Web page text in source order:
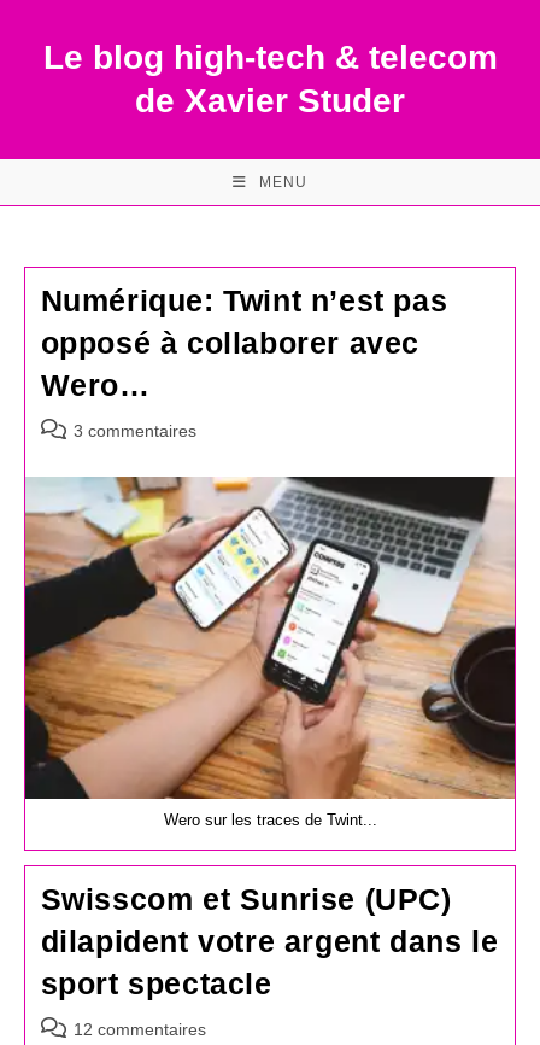
contentLe blog high-tech & telecom
de Xavier Studer
MENU
Numérique: Twint n’est pas
opposé à collaborer avec
Wero…
Commentaires
la
publication :
3 commentaires
Wero sur les traces de Twint...
Swisscom et Sunrise (UPC)
dilapident votre argent dans le
sport spectacle
Commentaires
12 commentaires